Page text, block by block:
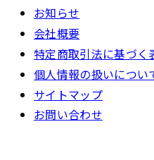
お知らせ
会社概要
特定商取引法に基づく
個人情報の扱いについ
サイトマップ
お問い合わせ